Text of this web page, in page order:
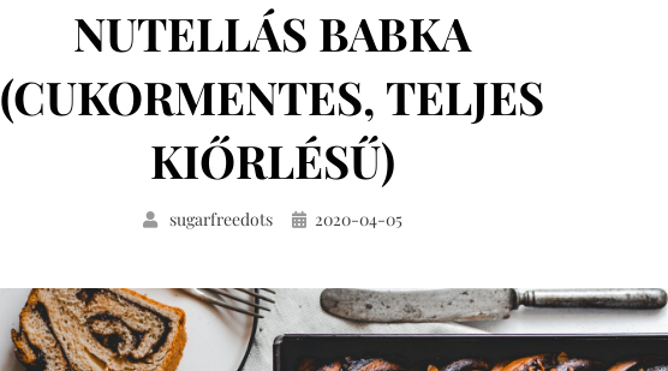
NUTELLÁS BABKA
(CUKORMENTES, TELJES
KIŐRLÉSŰ)
sugarfreedots Közzétéve
2020-04-05